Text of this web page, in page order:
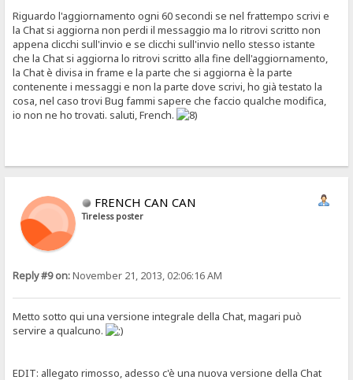
Riguardo l'aggiornamento ogni 60 secondi se nel frattempo scrivi e
la Chat si aggiorna non perdi il messaggio ma lo ritrovi scritto non
appena clicchi sull'invio e se clicchi sull'invio nello stesso istante
che la Chat si aggiorna lo ritrovi scritto alla fine dell'aggiornamento,
la Chat è divisa in frame e la parte che si aggiorna è la parte
contenente i messaggi e non la parte dove scrivi, ho già testato la
cosa, nel caso trovi Bug fammi sapere che faccio qualche modifica,
io non ne ho trovati. saluti, French.
FRENCH CAN CAN
Tireless poster
Reply #9 on:November 21, 2013, 02:06:16 AM
Metto sotto qui una versione integrale della Chat, magari può
servire a qualcuno.
EDIT: allegato rimosso, adesso c'è una nuova versione della Chat